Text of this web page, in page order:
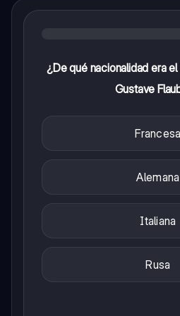
¿De qué nacionalidad era
Gustave
Francesa
Alemana
Italiana
Rusa